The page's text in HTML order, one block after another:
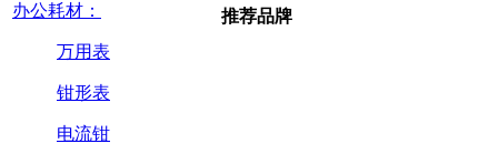
办公耗材：
万用表
钳形表
电流钳
推荐品牌